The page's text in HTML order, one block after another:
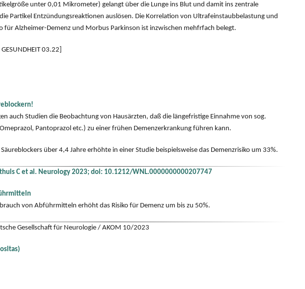
unter 0,01 Mikrometer) gelangt über die Lunge ins Blut und damit ins zentrale
Partikel Entzündungsreaktionen auslösen. Die Korrelation von Ultrafeinstaubbelastung und
für Alzheimer-Demenz und Morbus Parkinson ist inzwischen mehfrfach belegt.
03.22]
auch Studien die Beobachtung von Hausärzten, daß die längefristige Einnahme von sog.
Pantoprazol etc.) zu einer frühen Demenzerkrankung führen kann.
Säureblockers über 4,4 Jahre erhöhte in einer Studie beispielsweise das Demenzrisiko um 33%.
C et al. Neurology 2023; doi: 10.1212/WNL.0000000000207747
von Abführmitteln erhöht das Risiko für Demenz um bis zu 50%.
Gesellschaft für Neurologie / AKOM 10/2023